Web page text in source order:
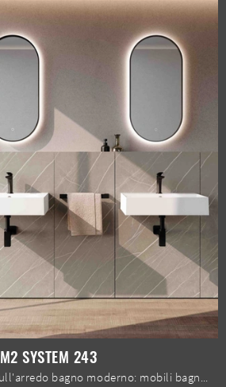
M2 SYSTEM 243
Ottieni informazioni sull'arredo bagno moderno: mobili bagno a terra in HPL come il modello M2 System 243 di Baxar ti attendono.